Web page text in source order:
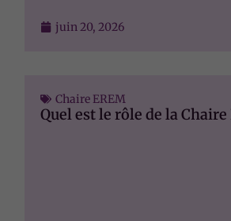
juin 20, 2026
Chaire EREM
Quel est le rôle de la Chaire
de